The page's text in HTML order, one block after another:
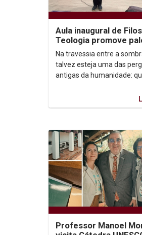
Aula inaugural de
Teologia promove
sobre
Na travessia entre a
talvez esteja uma das
antigas da humanidade:
Professor Manoel